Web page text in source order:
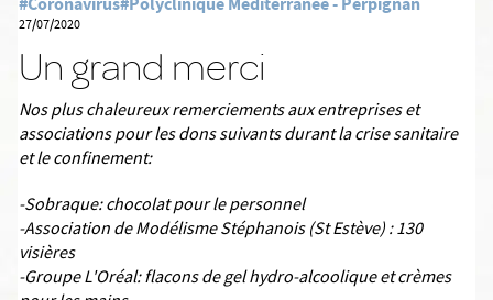
27/07/2020
Un grand merci
Nos plus chaleureux remerciements aux entreprises et
associations pour les dons suivants durant la crise sanitaire
et le confinement:
-Sobraque: chocolat pour le personnel
-Association de Modélisme Stéphanois (St Estève) : 130
visières
-Groupe L'Oréal: flacons de gel hydro-alcoolique et crèmes